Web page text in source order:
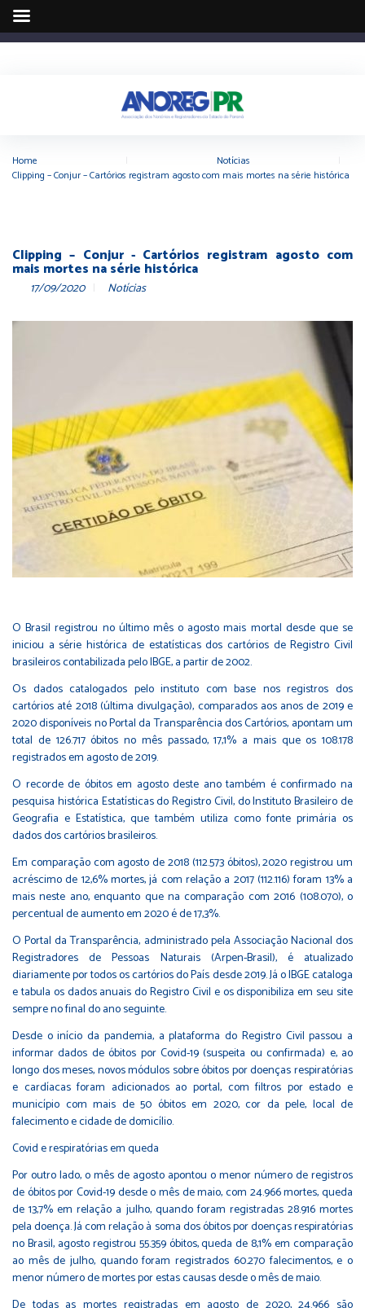
Home Notícias
Clipping – Conjur – Cartórios registram agosto com mais mortes na série histórica
Clipping – Conjur - Cartórios registram agosto com
mais mortes na série histórica
17/09/2020 Notícias
O Brasil registrou no último mês o agosto mais mortal desde que se
iniciou a série histórica de estatísticasdos cartórios de Registro Civil
brasileiros contabilizada pelo IBGE, a partir de 2002.
Os dados catalogados pelo instituto com base nos registros dos
cartórios até 2018 (última divulgação), comparados aos anos de 2019 e
2020 disponíveis no Portal da Transparência dos Cartórios, apontam um
total de 126.717 óbitos no mês passado, 17,1% a mais que os 108.178
registrados em agosto de 2019.
O recorde de óbitos em agosto deste ano também é confirmado na
pesquisa histórica Estatísticas do Registro Civil, do Instituto Brasileiro de
Geografia e Estatística, que também utiliza como fonte primária os
dados dos cartórios brasileiros.
Em comparação com agosto de 2018 (112.573 óbitos), 2020 registrou um
acréscimo de 12,6% mortes, já com relação a 2017 (112.116) foram 13% a
mais neste ano, enquanto que na comparação com 2016 (108.070), o
percentual de aumento em 2020 é de 17,3%.
O Portal da Transparência, administrado pela Associação Nacional dos
Registradores de Pessoas Naturais (Arpen-Brasil), é atualizado
diariamente por todos os cartórios do País desde 2019. Já o IBGE cataloga
e tabula os dados anuais do Registro Civil e os disponibiliza em seu site
sempre no final do ano seguinte.
Desde o início da pandemia, a plataforma do Registro Civil passou a
informar dados de óbitos por Covid-19 (suspeita ou confirmada) e, ao
longo dos meses, novos módulos sobre óbitos por doenças respiratórias
e cardíacas foram adicionados ao portal, com filtros por estado e
município com mais de 50 óbitos em 2020, cor da pele, local de
falecimento e cidade de domicílio.
Covid e respiratórias em queda
Por outro lado, o mês de agosto apontou o menor número de registros
de óbitos por Covid-19 desde o mês de maio, com 24.966 mortes, queda
de 13,7% em relação a julho, quando foram registradas 28.916 mortes
pela doença. Já com relação à soma dos óbitos por doenças respiratórias
no Brasil, agosto registrou 55.359 óbitos, queda de 8,1% em comparação
ao mês de julho, quando foram registrados 60.270 falecimentos, e o
menor número de mortes por estas causas desde o mês de maio.